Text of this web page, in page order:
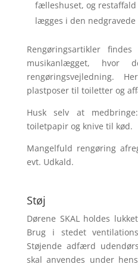
fælleshuset, og restaffald
lægges i den
Rengøringsartikler
musikanlægget, hvor
rengøringsvejledning.
plastposer til toiletter og
Husk selv at
toiletpapir og knive til kød.
Mangelfuld rengøring
evt. Udkald.
Støj
Dørene SKAL holdes
Brug i stedet
Støjende adfærd
skal anvendes under